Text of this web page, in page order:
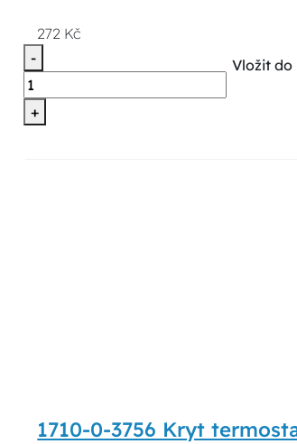
272 Kč
-
+
Vložit do
1710-0-3756 Kryt